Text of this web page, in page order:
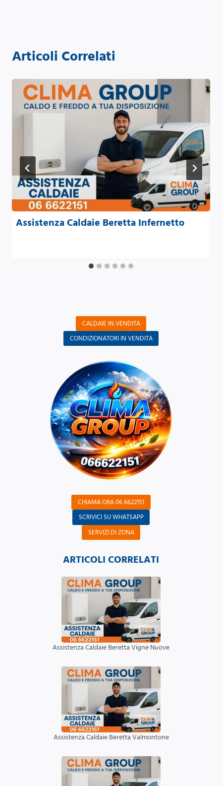
Articoli Correlati
Assistenza Caldaie Beretta Infernetto
CALDAIE IN VENDITA
CONDIZIONATORI IN VENDITA
CHIAMA ORA 06 6622151
SCRIVICI SU WHATSAPP
SERVIZI DI ZONA
ARTICOLI CORRELATI
Assistenza Caldaie Beretta Vigne Nuove
Assistenza Caldaie Beretta Valmontone